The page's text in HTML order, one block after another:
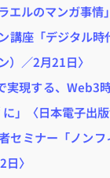
エルのマンガ事情
講座「デジタル
）／2月21日〉
実現する、Web3
」〈日本電子出
セミナー「ノン
〉